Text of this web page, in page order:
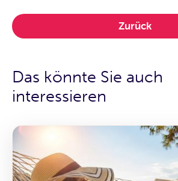
Zurück
Das könnte Sie auch
interessieren